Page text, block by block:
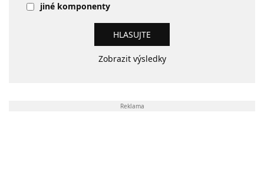
jiné komponenty
Zobrazit výsledky
Reklama